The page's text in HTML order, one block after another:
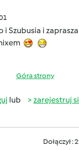
i Szubusia i
Góra strony
lub zarejestruj
Dołączył :